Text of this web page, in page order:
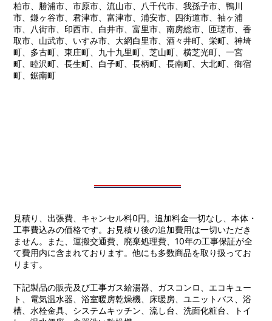
柏市、勝浦市、市原市、流山市、八千代市、我孫子市、鴨川
市、鎌ヶ谷市、君津市、富津市、浦安市、四街道市、袖ヶ浦
市、八街市、印西市、白井市、富里市、南房総市、匝瑳市、香
取市、山武市、いすみ市、大網白里市、酒々井町、栄町、神埼
町、多古町、東庄町、九十九里町、芝山町、横芝光町、一宮
町、睦沢町、長生町、白子町、長柄町、長南町、大北町、御宿
町、鋸南町
見積り、出張費、キャンセル料0円。追加料金一切なし、本体・
工事費込みの価格です。お見積り後の追加費用は一切いただき
ません。また、運搬交通費、廃棄処理費、10年の工事保証が全
て費用内に含まれております。他にも多数商品を取り扱ってお
ります。
下記製品の販売及び工事ガス給湯器、ガスコンロ、エコキュー
ト、電気温水器、浴室暖房乾燥機、床暖房、ユニットバス、浴
槽、水栓金具、システムキッチン、流し台、洗面化粧台、トイ